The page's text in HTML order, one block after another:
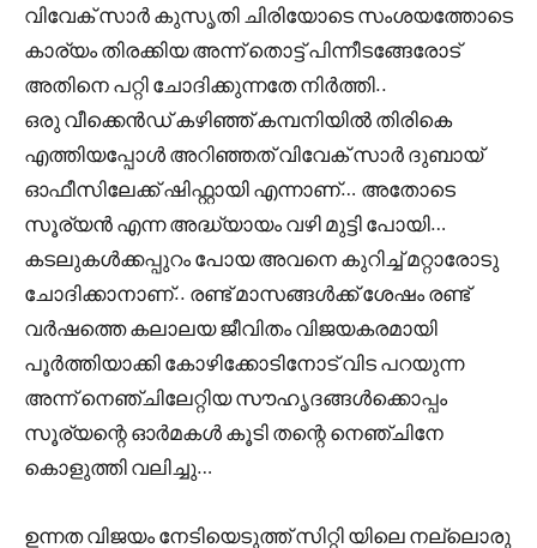
വിവേക് സാർ കുസൃതി ചിരിയോടെ സംശയത്തോടെ
കാര്യം തിരക്കിയ അന്ന് തൊട്ട് പിന്നീടങ്ങേരോട്
അതിനെ പറ്റി ചോദിക്കുന്നതേ നിർത്തി..
ഒരു വീക്കെൻഡ് കഴിഞ്ഞ് കമ്പനിയിൽ തിരികെ
എത്തിയപ്പോൾ അറിഞ്ഞത് വിവേക് സാർ ദുബായ്
ഓഫീസിലേക്ക് ഷിഫ്റ്റായി എന്നാണ്… അതോടെ
സൂര്യൻ എന്ന അദ്ധ്യായം വഴി മുട്ടി പോയി…
കടലുകൾക്കപ്പുറം പോയ അവനെ കുറിച്ച് മറ്റാരോടു
ചോദിക്കാനാണ്.. രണ്ട് മാസങ്ങൾക്ക് ശേഷം രണ്ട്
വർഷത്തെ കലാലയ ജീവിതം വിജയകരമായി
പൂർത്തിയാക്കി കോഴിക്കോടിനോട്‌ വിട പറയുന്ന
അന്ന് നെഞ്ചിലേറ്റിയ സൗഹൃദങ്ങൾക്കൊപ്പം
സൂര്യന്റെ ഓർമകൾ കൂടി തന്റെ നെഞ്ചിനേ
കൊളുത്തി വലിച്ചു…
ഉന്നത വിജയം നേടിയെടുത്ത് സിറ്റി യിലെ നല്ലൊരു